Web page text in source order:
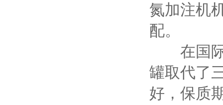
氮加注机
配。
在国际
罐取代了
好，保质